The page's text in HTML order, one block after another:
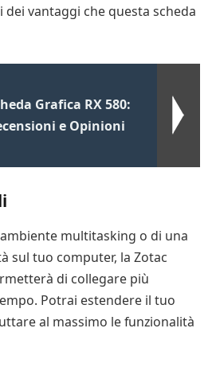
vantaggi che questa scheda
Grafica RX 580:
e Opinioni
multitasking o di una
sul tuo computer, la Zotac
di collegare più
Potrai estendere il tuo
al massimo le funzionalità